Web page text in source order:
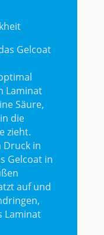
Gelcoat
Laminat
Säure,
die
zieht.
Druck in
Gelcoat in
auf und
Laminat